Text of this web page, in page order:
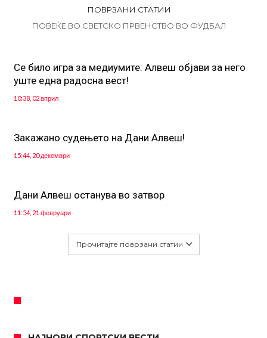
ПОВРЗАНИ СТАТИИ
ПОВЕЌЕ ВО СВЕТСКО ПРВЕНСТВО ВО ФУДБАЛ
Се било игра за медиумите: Алвеш објави за него
уште една радосна вест!
10:38, 02 април
Закажано судењето на Дани Алвеш!
15:44, 20 декември
Дани Алвеш останува во затвор
11:54, 21 февруари
Прочитајте поврзани статии